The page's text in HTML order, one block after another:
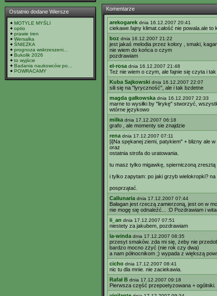
Ostatnio dodane Wiersze
MOTYLE MYŚLI
optio
prawie tren
Wersalka
ŚNIEŻKA
prognoza wskrzeszeni...
Bukolik 2026
to wyjście
Badania naukowców po...
POWRACAMY
Komentarze
arekogarek dnia 16.12.2007 20:41
ciekawe.fajny klimat.całość nie powala.ale
boz dnia 16.12.2007 21:22
jest jakaś melodia przez kolory , smaki,
nie wiem do końca o czym
pozdrawiam
el-rosa dnia 16.12.2007 21:48
Też nie wiem o czym, ale fajnie się czyta i
Kuba Sajkowski dnia 16.12.2007 22:07
sili się na "lyryczność", ale i tak bzdetne
magda gałkowska dnia 16.12.2007 22:33
marne to wysiłki by "lirykę" stworzyć,
wtórne językowo
milka dnia 17.12.2007 06:18
grafo , ale momenty sie znajdzie
rena dnia 17.12.2007 07:11
[i]Na spękanej ziemi, patykiem" + blizny ale w
oraz
ostatnia strofa do uratowania.
tu masz tylko migawkę, spierniczoną
i tylko zapytam: po jaki grzyb wielokropki?
posprzątać.
Callunaria dnia 17.12.2007 07:44
Bałagan jest rzeczą zamierzoną, jest on w
nie mogę się odnaleźć... :D Pozdrawiam i
li_an dnia 17.12.2007 07:51
niestety za jakubem, pozdrawiam
la-winda dnia 17.12.2007 08:35
przesyt smaków. zda mi się, żeby nie
bardzo mocno zżyć (nie rok czy dwa)
a nam północnikom ;) wypada z większą
cicho dnia 17.12.2007 08:41
nic tu dla mnie. nie zaciekawia.
Rafał B dnia 17.12.2007 09:18
Pierwsza część przepoetyzowana +